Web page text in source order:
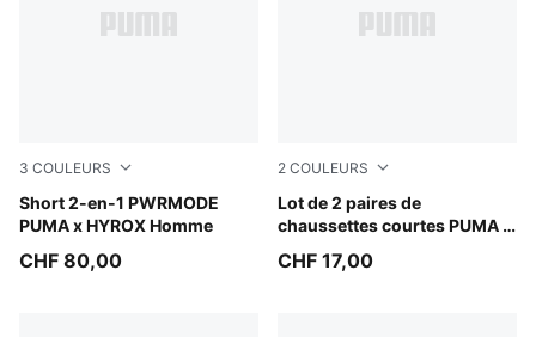
3 COULEURS
Short 2-en-1 PWRMODE
PUMA x HYROX Homme
Puma Black
CHF 80,00
2 COULEURS
Lot de 2 paires de
chaussettes courtes PUMA x
black
CHF 17,00